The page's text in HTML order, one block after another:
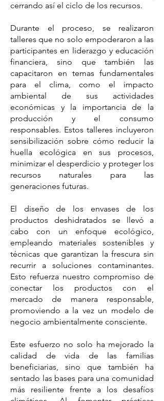
cerrando así el ciclo de los recursos.
Durante el proceso, se realizaron
talleres que no solo empoderaron a las
participantes en liderazgo y educación
financiera, sino que también las
capacitaron en temas fundamentales
para el clima, como el impacto
ambiental de sus actividades
económicas y la importancia de la
producción y el consumo
responsables. Estos talleres incluyeron
sensibilización sobre cómo reducir la
huella ecológica en sus procesos,
minimizar el desperdicio y proteger los
recursos naturales para las
generaciones futuras.
El diseño de los envases de los
productos deshidratados se llevó a
cabo con un enfoque ecológico,
empleando materiales sostenibles y
técnicas que garantizan la frescura sin
recurrir a soluciones contaminantes.
Esto refuerza nuestro compromiso de
conectar los productos con el
mercado de manera responsable,
promoviendo a la vez un modelo de
negocio ambientalmente consciente.
Este esfuerzo no solo ha mejorado la
calidad de vida de las familias
beneficiarias, sino que también ha
sentado las bases para una comunidad
más resiliente frente a los desafíos